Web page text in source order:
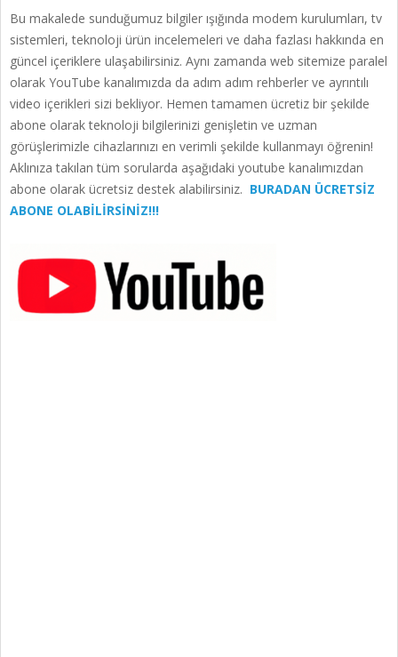
Bu makalede sunduğumuz bilgiler ışığında modem kurulumları, tv
sistemleri, teknoloji ürün incelemeleri ve daha fazlası hakkında en
güncel içeriklere ulaşabilirsiniz. Aynı zamanda web sitemize paralel
olarak YouTube kanalımızda da adım adım rehberler ve ayrıntılı
video içerikleri sizi bekliyor. Hemen tamamen ücretiz bir şekilde
abone olarak teknoloji bilgilerinizi genişletin ve uzman
görüşlerimizle cihazlarınızı en verimli şekilde kullanmayı öğrenin!
Aklınıza takılan tüm sorularda aşağıdaki youtube kanalımızdan
abone olarak ücretsiz destek alabilirsiniz. BURADAN ÜCRETSİZ
ABONE OLABİLİRSİNİZ!!!